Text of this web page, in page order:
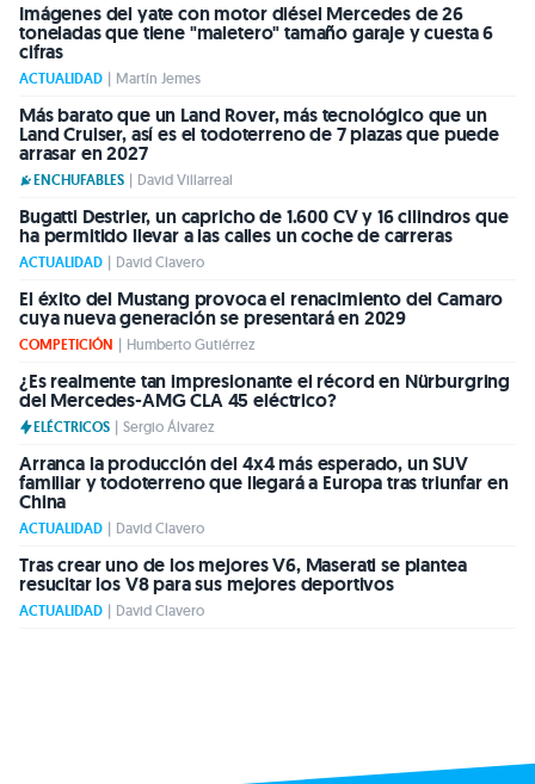
Imágenes del yate con motor diésel Mercedes de 26
toneladas que tiene "maletero" tamaño garaje y cuesta 6
cifras
ACTUALIDAD | Martín Jemes
Más barato que un Land Rover, más tecnológico que un
Land Cruiser, así es el todoterreno de 7 plazas que puede
arrasar en 2027
ENCHUFABLES | David Villarreal
Bugatti Destrier, un capricho de 1.600 CV y 16 cilindros que
ha permitido llevar a las calles un coche de carreras
ACTUALIDAD | David Clavero
El éxito del Mustang provoca el renacimiento del Camaro
cuya nueva generación se presentará en 2029
COMPETICIÓN | Humberto Gutiérrez
¿Es realmente tan impresionante el récord en Nürburgring
del Mercedes-AMG CLA 45 eléctrico?
ELÉCTRICOS | Sergio Álvarez
Arranca la producción del 4x4 más esperado, un SUV
familiar y todoterreno que llegará a Europa tras triunfar en
China
ACTUALIDAD | David Clavero
Tras crear uno de los mejores V6, Maserati se plantea
resucitar los V8 para sus mejores deportivos
ACTUALIDAD | David Clavero